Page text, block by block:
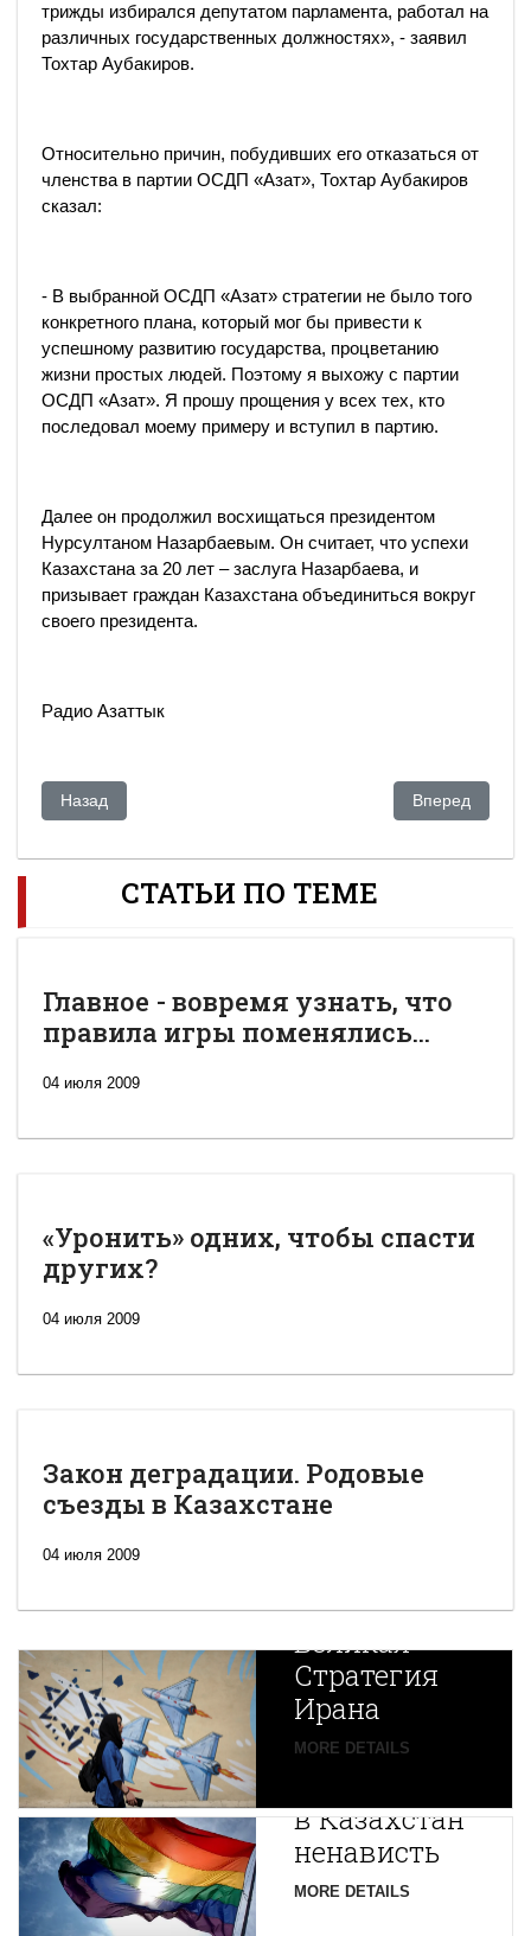
трижды избирался депутатом парламента, работал на
различных государственных должностях», - заявил
Тохтар Аубакиров.
Относительно причин, побудивших его отказаться от
членства в партии ОСДП «Азат», Тохтар Аубакиров
сказал:
- В выбранной ОСДП «Азат» стратегии не было того
конкретного плана, который мог бы привести к
успешному развитию государства, процветанию
жизни простых людей. Поэтому я выхожу с партии
ОСДП «Азат». Я прошу прощения у всех тех, кто
последовал моему примеру и вступил в партию.
Далее он продолжил восхищаться президентом
Нурсултаном Назарбаевым. Он считает, что успехи
Казахстана за 20 лет – заслуга Назарбаева, и
призывает граждан Казахстана объединиться вокруг
своего президента.
Радио Азаттык
Предыдущий: Мухтар Аблязов выводил деньги в США через
Назад Следующий:
Вперед
СТАТЬИ ПО ТЕМЕ
Главное - вовремя узнать, что
правила игры поменялись...
04 июля 2009
«Уронить» одних, чтобы спасти
других?
04 июля 2009
Закон деградации. Родовые
съезды в Казахстане
04 июля 2009
Новая
Великая
Стратегия
Ирана
MORE DETAILS
Путин
в Казахстан
ненависть
MORE DETAILS
Центральной
Азии
зарождается